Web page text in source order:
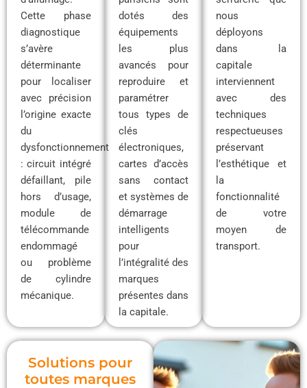
Cette phase
diagnostique
s’avère
déterminante
pour localiser
avec précision
l’origine exacte
du
dysfonctionnement
: circuit intégré
défaillant, pile
hors d’usage,
module de
télécommande
endommagé
ou problème
de cylindre
mécanique.
dotés des
équipements
les plus
avancés pour
reproduire et
paramétrer
tous types de
clés
électroniques,
cartes d’accès
sans contact
et systèmes de
démarrage
intelligents
pour
l’intégralité des
marques
présentes dans
la capitale.
nous
déployons
dans la
capitale
interviennent
avec des
techniques
respectueuses
préservant
l’esthétique et
la
fonctionnalité
de votre
moyen de
transport.
Solutions pour
toutes marques